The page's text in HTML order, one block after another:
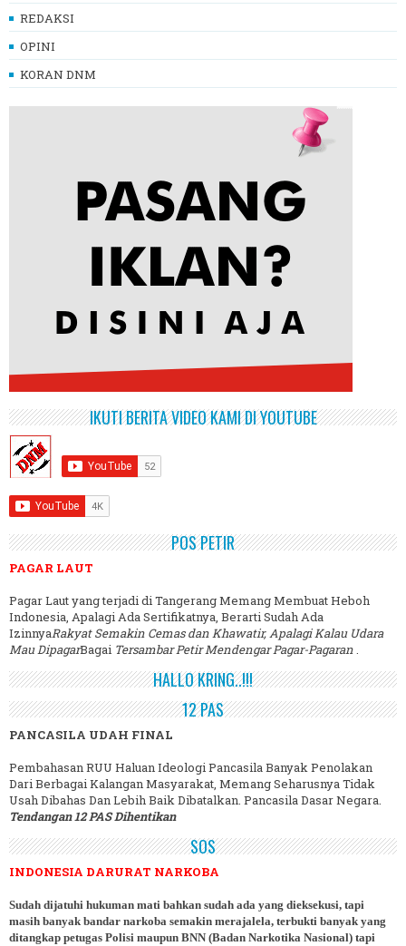
REDAKSI
OPINI
KORAN DNM
IKUTI BERITA VIDEO KAMI DI YOUTUBE
POS PETIR
PAGAR LAUT
Pagar Laut yang terjadi di Tangerang Memang Membuat Heboh
Indonesia, Apalagi Ada Sertifikatnya, Berarti Sudah Ada
IzinnyaRakyat Semakin Cemas dan Khawatir, Apalagi Kalau Udara
Mau DipagarBagai Tersambar Petir Mendengar Pagar-Pagaran.
HALLO KRING..!!!
12 PAS
PANCASILA UDAH FINAL
Pembahasan RUU Haluan Ideologi Pancasila Banyak Penolakan
Dari Berbagai Kalangan Masyarakat, Memang Seharusnya Tidak
Usah Dibahas Dan Lebih Baik Dibatalkan. Pancasila Dasar Negara.
Tendangan 12 PAS Dihentikan
SOS
INDONESIA DARURAT NARKOBA
Sudah dijatuhi hukuman mati bahkan sudah ada yang dieksekusi, tapi
masih banyak bandar narkoba semakin merajalela, terbukti banyak yang
ditangkap petugas Polisi maupun BNN (Badan Narkotika Nasional) tapi